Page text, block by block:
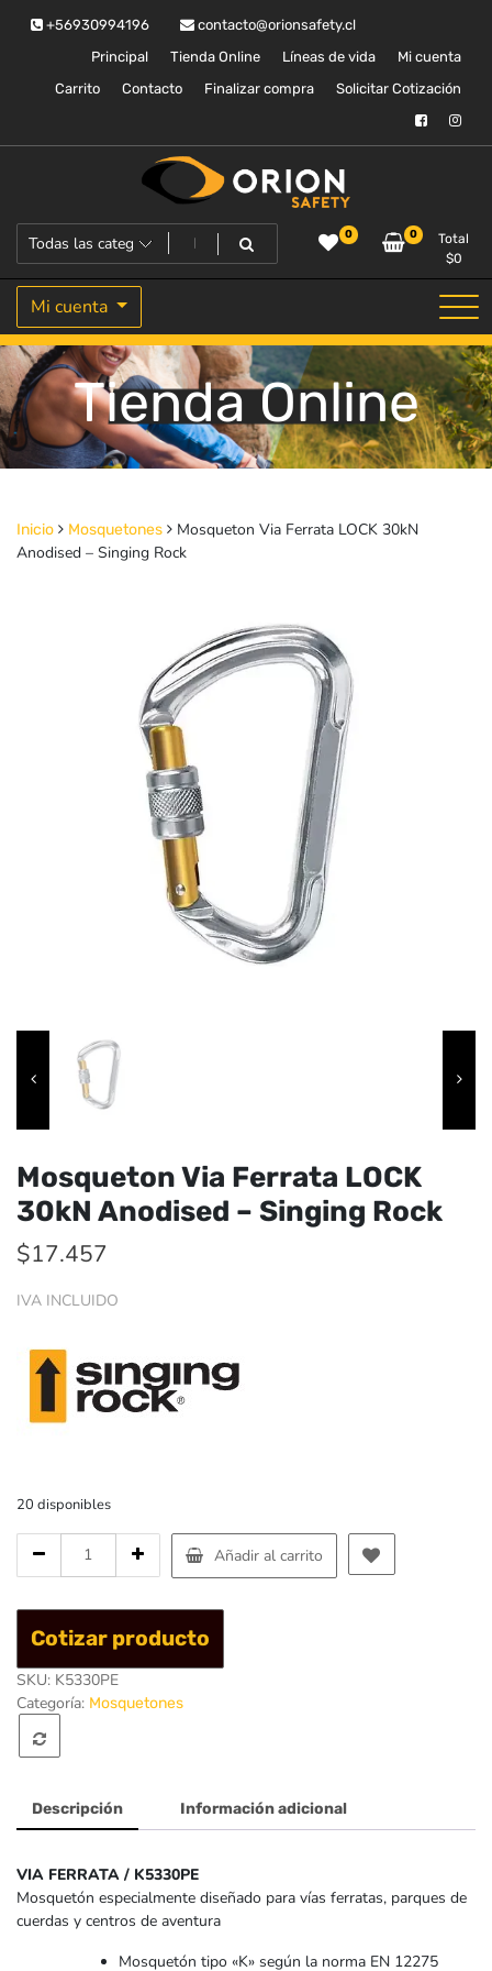
+56930994196
contacto@orionsafety.cl
Principal
Tienda Online Líneas de vida
Mi cuenta
Carrito
Contacto Finalizar compra Solicitar Cotización
Orion Safety
Equipos de proteccion personal 0 0
Total
$0
Mi cuenta
Tienda Online
Inicio Mosquetones
Mosqueton Via Ferrata LOCK 30kN
Anodised – Singing Rock
Mosqueton Via Ferrata LOCK
30kN Anodised – Singing Rock
$17.457
IVA INCLUIDO
20 disponibles
Via
Ferrata
30kN
Anodised
Añadir al carrito
Cotizar producto
SKU: K5330PE
Categoría: Mosquetones
Descripción Información adicional
VIA FERRATA / K5330PE
Mosquetón especialmente diseñado para vías ferratas, parques de
cuerdas y centros de aventura
Mosquetón tipo «K» según la norma EN 12275